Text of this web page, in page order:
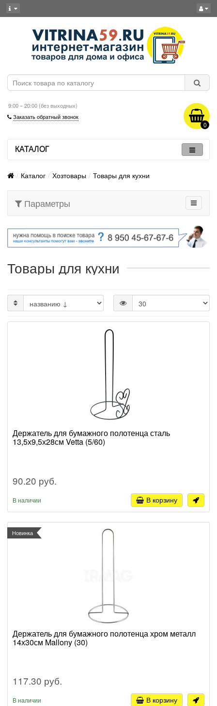
9:00 – 20:00 (без выходных)
Заказать обратный звонок
0
КАТАЛОГ
Каталог Хозтовары Товары для кухни
Параметры
Товары для кухни
Держатель для бумажного полотенца сталь
13,5х9,5х28см Vetta (5/60)
90.20 руб.
В наличии В корзину
Новинка
Держатель для бумажного полотенца хром металл
14х30см Mallony (30)
117.30 руб.
В наличии В корзину